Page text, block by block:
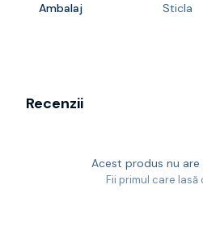
Ambalaj Sticla
Recenzii
Acest produs nu are
Fii primul care lasă